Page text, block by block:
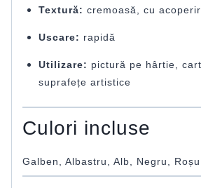
Textură: cremoasă, cu
Uscare: rapidă
Utilizare: pictură pe hârtie,
suprafețe artistice
Culori incluse
Galben, Albastru, Alb, Negru, Roșu